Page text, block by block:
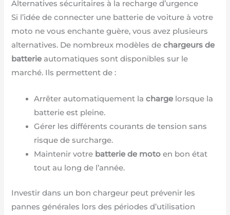
Alternatives sécuritaires à la recharge d’urgence
Si l’idée de connecter une batterie de voiture à votre
moto ne vous enchante guère, vous avez plusieurs
alternatives. De nombreux modèles dechargeurs de
batterie automatiques sont disponibles sur le
marché. Ils permettent de :
Arrêter automatiquement lacharge lorsque la
batterie est pleine.
Gérer les différents courants de tension sans
risque de surcharge.
Maintenir votre batterie de moto en bon état
tout au long de l’année.
Investir dans un bon chargeur peut prévenir les
pannes générales lors des périodes d’utilisation